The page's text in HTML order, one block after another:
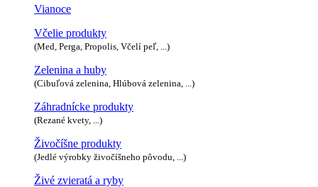
Vianoce
Včelie produkty
(Med, Perga, Propolis, Včelí peľ, ...)
Zelenina a huby
(Cibuľová zelenina, Hlúbová zelenina, ...)
Záhradnícke produkty
(Rezané kvety, ...)
Živočíšne produkty
(Jedlé výrobky živočíšneho pôvodu, ...)
Živé zvieratá a ryby